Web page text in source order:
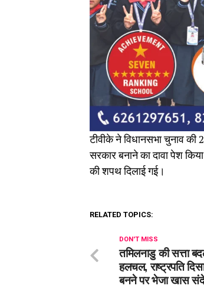
टीवीके ने विधानसभा चुनाव
सरकार बनाने का दावा पेश
की शपथ दिलाई गई।
RELATED TOPICS:
DON'T MISS
तमिलनाडु की सत्ता
हलचल, राष्ट्रपति
बनने पर भेजा खास